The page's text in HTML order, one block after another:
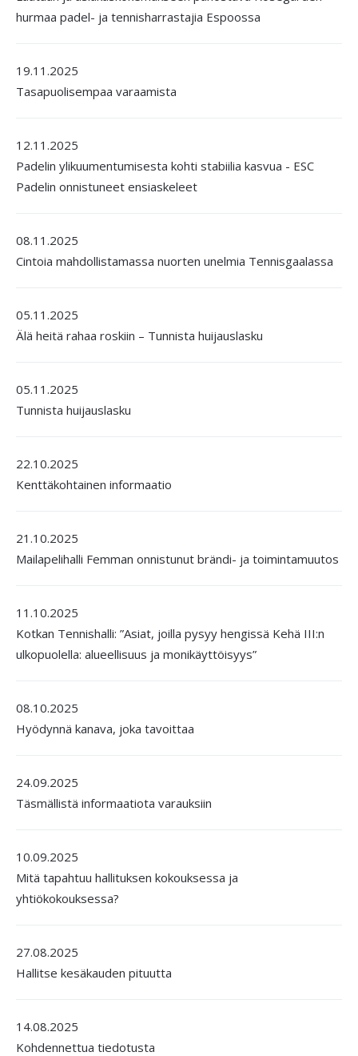
hurmaa padel- ja tennisharrastajia Espoossa
19.11.2025
Tasapuolisempaa varaamista
12.11.2025
Padelin ylikuumentumisesta kohti stabiilia kasvua - ESC
Padelin onnistuneet ensiaskeleet
08.11.2025
Cintoia mahdollistamassa nuorten unelmia Tennisgaalassa
05.11.2025
Älä heitä rahaa roskiin – Tunnista huijauslasku
05.11.2025
Tunnista huijauslasku
22.10.2025
Kenttäkohtainen informaatio
21.10.2025
Mailapelihalli Femman onnistunut brändi- ja toimintamuutos
11.10.2025
Kotkan Tennishalli: ”Asiat, joilla pysyy hengissä Kehä III:n
ulkopuolella: alueellisuus ja monikäyttöisyys”
08.10.2025
Hyödynnä kanava, joka tavoittaa
24.09.2025
Täsmällistä informaatiota varauksiin
10.09.2025
Mitä tapahtuu hallituksen kokouksessa ja
yhtiökokouksessa?
27.08.2025
Hallitse kesäkauden pituutta
14.08.2025
Kohdennettua tiedotusta